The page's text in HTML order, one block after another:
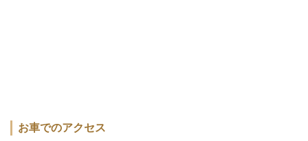
お車でのアクセス